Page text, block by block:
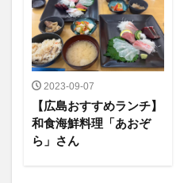
2023-09-07
【広島おすすめランチ】
和食海鮮料理「あおぞ
ら」さん